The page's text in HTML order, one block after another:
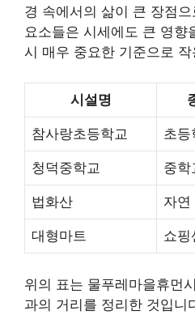
경 속에서의 삶이 큰 장점
요소들은 시세에도 큰 영향
시 매우 중요한 기준으로 작
시설명
참사랑초등학교 초등
청덕중학교 중학
법화산 자연
대형마트 쇼핑
위의 표는 물푸레마을휴먼
과의 거리를 정리한 것입니